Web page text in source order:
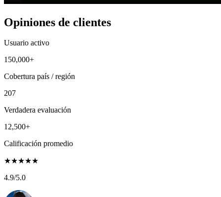
Opiniones de clientes
Usuario activo
150,000+
Cobertura país / región
207
Verdadera evaluación
12,500+
Calificación promedio
★★★★★
4.9/5.0